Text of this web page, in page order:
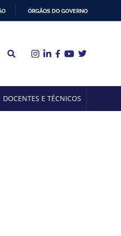
ÓRGÃOS DO GOVERNO
DOCENTES E TÉCNICOS